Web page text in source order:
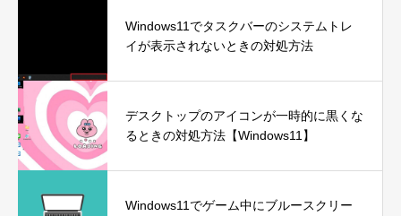
Windows11でタスクバーのシステムトレ
イが表示されないときの対処方法
デスクトップのアイコンが一時的に黒くな
るときの対処方法【Windows11】
Windows11でゲーム中にブルースクリー